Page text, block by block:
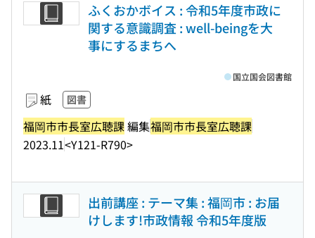
ふくおかボイス : 令和5年度市政に
関する意識調査 : well-beingを大
事にするまちへ
紙 図書
福岡市市長室広聴課編集福岡市市長室広聴課
2023.11<Y121-R790>
国立国会図書館
出前講座 : テーマ集 : 福岡市 : お届
けします!市政情報 令和5年度版